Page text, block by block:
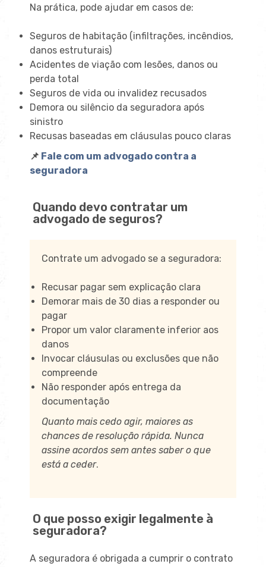
Na prática, pode ajudar em casos de:
Seguros de habitação (infiltrações, incêndios,
danos estruturais)
Acidentes de viação com lesões, danos ou
perda total
Seguros de vida ou invalidez recusados
Demora ou silêncio da seguradora após
sinistro
Recusas baseadas em cláusulas pouco claras
📌 Fale com um advogado contra a
seguradora
Quando devo contratar um
advogado de seguros?
Contrate um advogado se a seguradora:
Recusar pagar sem explicação clara
Demorar mais de 30 dias a responder ou
pagar
Propor um valor claramente inferior aos
danos
Invocar cláusulas ou exclusões que não
compreende
Não responder após entrega da
documentação
Quanto mais cedo agir, maiores as
chances de resolução rápida. Nunca
assine acordos sem antes saber o que
está a ceder.
O que posso exigir legalmente à
seguradora?
A seguradora é obrigada a cumprir o contrato